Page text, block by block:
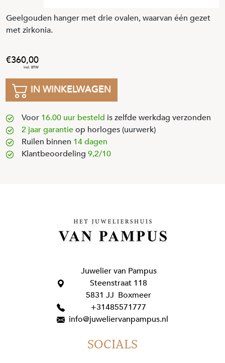
Geelgouden hanger met drie ovalen, waarvan één gezet
met zirkonia.
360,00
IN WINKELWAGEN
Voor 16.00 uur besteld is zelfde werkdag verzonden
2 jaar garantieop horloges (uurwerk)
Ruilen binnen 14 dagen
Klantbeoordeling 9,2/10
Juwelier van Pampus
Steenstraat 118
5831 JJ Boxmeer
+31485571777
info@juweliervanpampus.nl
SOCIALS